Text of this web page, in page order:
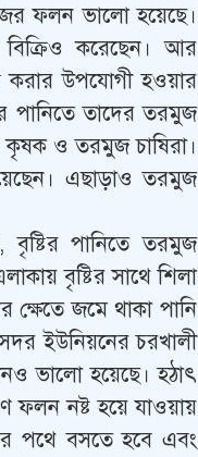
ফলন ভালো হয়েছে।
করেছেন। আর
করার উপযোগী হওয়ার
পানিতে তাদের তরমুজ
কৃষক ও তরমুজ চাষিরা।
এছাড়াও তরমুজ
বৃষ্টির পানিতে তরমুজ
বৃষ্টির সাথে শিলা
জমে থাকা পানি
ইউনিয়নের চরখালী
ভালো হয়েছে। হঠাৎ
ফলন নষ্ট হয়ে যাওয়ায়
পথে বসতে হবে এবং